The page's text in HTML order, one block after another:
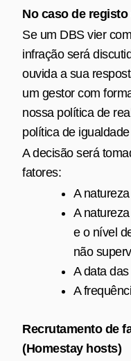
No caso de
Se um DBS vier
infração será
ouvida a sua
um gestor com
nossa política de
política de
A decisão será
fatores:
A
A
e o nível
não
A data
A
Recrutamento de
(Homestay hosts)